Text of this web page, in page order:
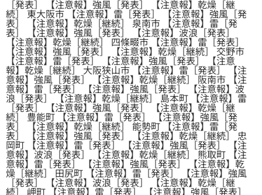
［発表］ 【注意報】強風［発表］ 【注意報】乾燥［継
続］ 東大阪市 【注意報】雷［発表］ 【注意報】強風［発
表］ 【注意報】乾燥［継続］ 泉南市 【注意報】雷［発
表］ 【注意報】強風［発表］ 【注意報】波浪［発表］
【注意報】乾燥［継続］ 四條畷市 【注意報】雷［発表］
【注意報】強風［発表］ 【注意報】乾燥［継続］ 交野市
【注意報】雷［発表］ 【注意報】強風［発表］ 【注意
報】乾燥［継続］ 大阪狭山市 【注意報】雷［発表］ 【注
意報】強風［発表］ 【注意報】乾燥［継続］ 阪南市 【注
意報】雷［発表］ 【注意報】強風［発表］ 【注意報】波
浪［発表］ 【注意報】乾燥［継続］ 島本町 【注意報】雷
［発表］ 【注意報】強風［発表］ 【注意報】乾燥［継
続］ 豊能町 【注意報】雷［発表］ 【注意報】強風［発
表］ 【注意報】乾燥［継続］ 能勢町 【注意報】雷［発
表］ 【注意報】強風［発表］ 【注意報】乾燥［継続］ 忠
岡町 【注意報】雷［発表］ 【注意報】強風［発表］ 【注
意報】波浪［発表］ 【注意報】乾燥［継続］ 熊取町 【注
意報】雷［発表］ 【注意報】強風［発表］ 【注意報】乾
燥［継続］ 田尻町 【注意報】雷［発表］ 【注意報】強風
［発表］ 【注意報】波浪［発表］ 【注意報】乾燥［継
続］ 岬町 【注意報】雷［発表］ 【注意報】強風［発表］